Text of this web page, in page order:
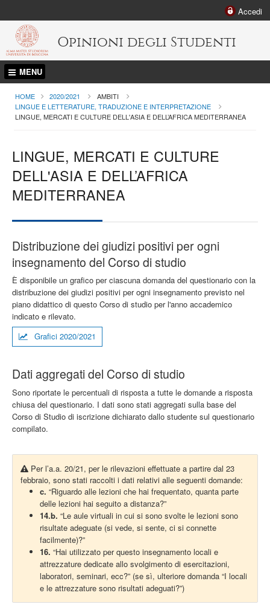
Accedi
Opinioni degli Studenti
MENU
HOME 2020/2021
AMBITI
LINGUE E LETTERATURE, TRADUZIONE E INTERPRETAZIONE
CURRENT:
LINGUE, MERCATI E CULTURE DELL'ASIA E DELL’AFRICA MEDITERRANEA
LINGUE, MERCATI E CULTURE
DELL'ASIA E DELL’AFRICA
MEDITERRANEA
Distribuzione dei giudizi positivi per ogni
insegnamento del Corso di studio
È disponibile un grafico per ciascuna domanda del questionario con la
distribuzione dei giudizi positivi per ogni insegnamento previsto nel
piano didattico di questo Corso di studio per l'anno accademico
indicato e rilevato.
Grafici 2020/2021
Dati aggregati del Corso di studio
Sono riportate le percentuali di risposta a tutte le domande a risposta
chiusa del questionario. I dati sono stati aggregati sulla base del
Corso di Studio di iscrizione dichiarato dallo studente sul questionario
compilato.
Per l’a.a. 20/21, per le rilevazioni effettuate a partire dal 23
febbraio, sono stati raccolti i dati relativi alle seguenti domande:
c. “Riguardo alle lezioni che hai frequentato, quanta parte
delle lezioni hai seguito a distanza?”
14.b. “Le aule virtuali in cui si sono svolte le lezioni sono
risultate adeguate (si vede, si sente, ci si connette
facilmente)?”
16. “Hai utilizzato per questo insegnamento locali e
attrezzature dedicate allo svolgimento di esercitazioni,
laboratori, seminari, ecc?” (se sì, ulteriore domanda “I locali
e le attrezzature sono risultati adeguati?”)